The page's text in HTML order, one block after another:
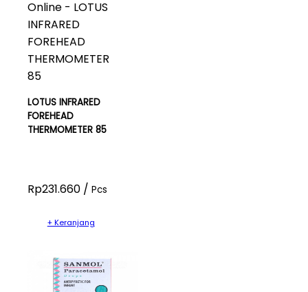
LOTUS INFRARED
FOREHEAD
THERMOMETER 85
Rp231.660 / Pcs
+ Keranjang